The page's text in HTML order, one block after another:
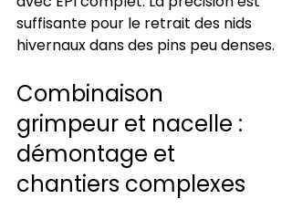
suffisante pour le retrait des nids
hivernaux dans des pins peu denses.
Combinaison
grimpeur et nacelle :
démontage et
chantiers complexes